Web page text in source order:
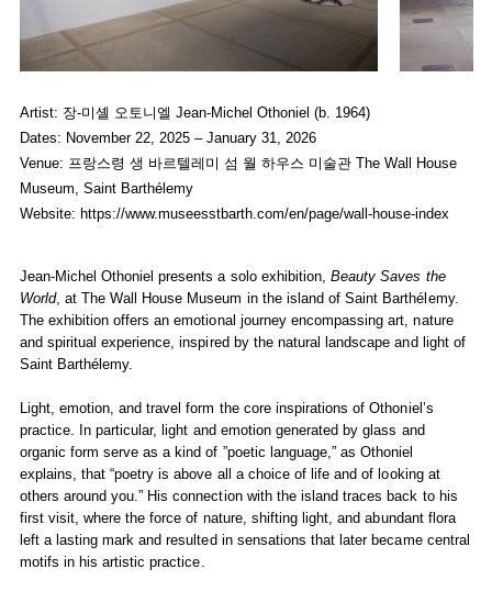
Jean-Michel Othoniel
January 21, 2026 - January 11,
Installation view ofBeauty Saves the Worldat The Wall House
Image provided by The Wall House Museum
Installation
Image
Artist: 장-미셸 오토니엘 Jean-Michel Othoniel (b. 1964)
Dates: November 22, 2025 – January 31, 2026
Venue: 프랑스령 생 바르텔레미 섬 월 하우스 미술관 The Wall House
Museum, Saint Barthélemy
Website: https://www.museesstbarth.com/en/page/wall-house-index
Jean-Michel Othoniel presents a solo exhibition,Beauty Saves the
World, at The Wall House Museum in the island of Saint Barthélemy.
The exhibition offers an emotional journey encompassing art, nature
and spiritual experience, inspired by the natural landscape and light of
Saint Barthélemy.
Light, emotion, and travel form the core inspirations of Othoniel’s
practice. In particular, light and emotion generated by glass and
organic form serve as a kind of ”poetic language,” as Othoniel
explains, that “poetry is above all a choice of life and of looking at
others around you.” His connection with the island traces back to his
first visit, where the force of nature, shifting light, and abundant flora
left a lasting mark and resulted in sensations that later became central
motifs in his artistic practice.